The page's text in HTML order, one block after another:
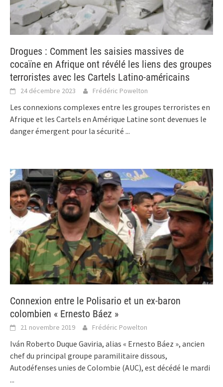
Drogues : Comment les saisies massives de
cocaïne en Afrique ont révélé les liens des groupes
terroristes avec les Cartels Latino-américains
24 décembre 2023 Frédéric Powelton
Les connexions complexes entre les groupes terroristes en
Afrique et les Cartels en Amérique Latine sont devenues le
danger émergent pour la sécurité ...
Connexion entre le Polisario et un ex-baron
colombien « Ernesto Báez »
21 novembre 2019 Frédéric Powelton
Iván Roberto Duque Gaviria, alias « Ernesto Báez », ancien
chef du principal groupe paramilitaire dissous,
Autodéfenses unies de Colombie (AUC), est décédé le mardi
...